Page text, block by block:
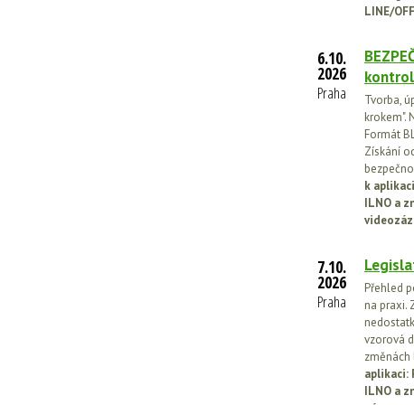
LINE/
6.10.
2026
Praha
Tvorba,
krokem".
Formát
Získání
k
ILNO a
7.10.
2026
Praha
Přehled
na praxi.
vzorová
aplikaci:
ILNO a